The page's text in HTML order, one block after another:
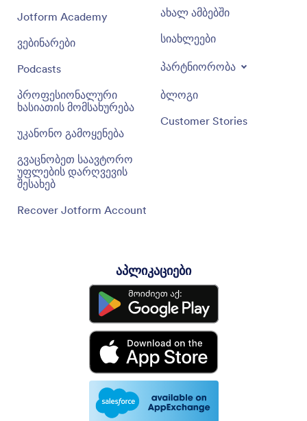
Jotform Academy
ვებინარები
Podcasts
პროფესიონალური
ხასიათის მომსახურება
უკანონო გამოყენება
გვაცნობეთ საავტორო
უფლების დარღვევის
შესახებ
Recover Jotform Account
ახალ ამბებში
სიახლეები
პარტნიორობა
ბლოგი
Customer Stories
აპლიკაციები